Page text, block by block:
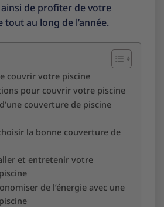
de profiter de votre
tout au long de l’année.
couvrir votre piscine
pour couvrir votre piscine
couverture de piscine
la bonne couverture de
et entretenir votre
de l’énergie avec une